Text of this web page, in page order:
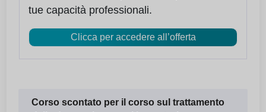
tue capacità professionali.
Clicca per accedere all’offerta
Corso scontato per il corso sul trattamento